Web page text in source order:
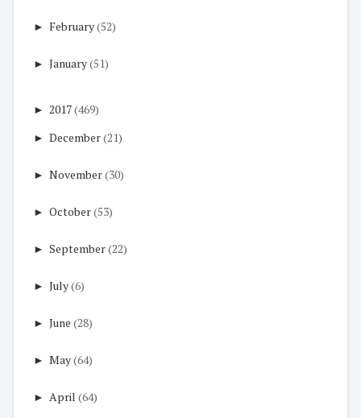
► February(52)
► January(51)
► 2017(469)
► December(21)
► November(30)
► October(53)
► September(22)
► July(6)
► June (28)
► May(64)
► April (64)